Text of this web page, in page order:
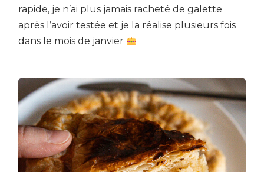
rapide, je n’ai plus jamais racheté de galette
après l’avoir testée et je la réalise plusieurs fois
dans le mois de janvier